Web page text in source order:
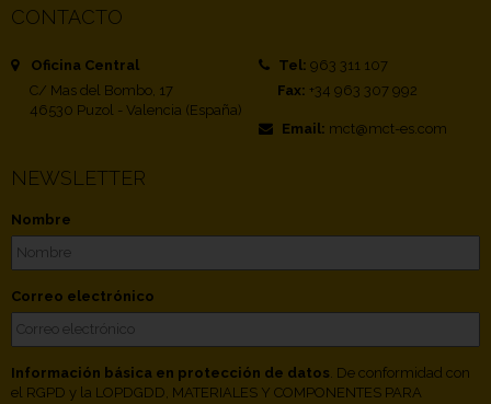
CONTACTO
Oficina Central
C/ Mas del Bombo, 17
46530 Puzol - Valencia (España)
Tel: 963 311 107
Fax: +34 963 307 992
Email: mct@mct-es.com
NEWSLETTER
Nombre
Correo electrónico
Información básica en protección de datos . De conformidad con
el RGPD y la LOPDGDD, MATERIALES Y COMPONENTES PARA